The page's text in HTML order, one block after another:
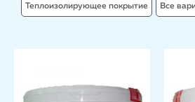
Теплоизолирующее покрытие Все